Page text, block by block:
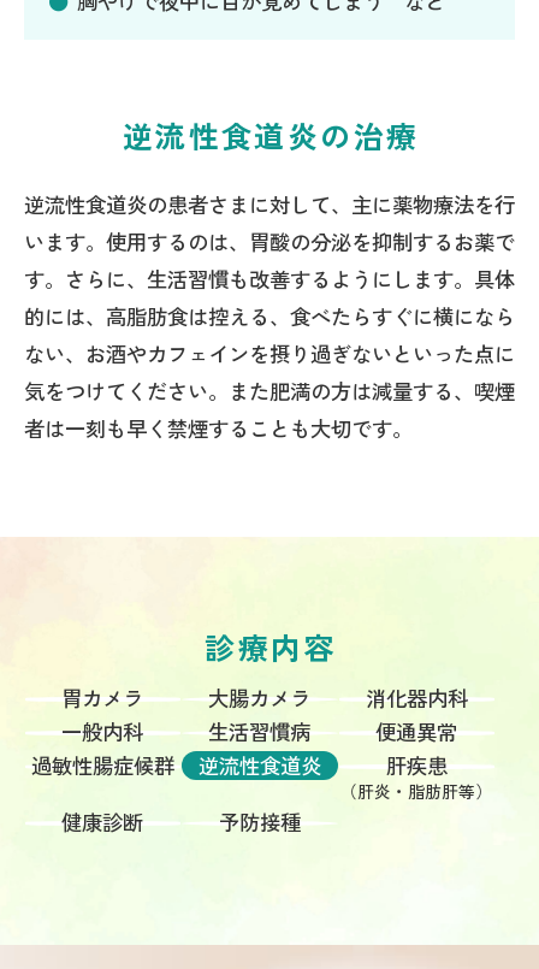
逆流性食道炎の治療
逆流性食道炎の患者さまに対して、主に薬物療法を行
います。使用するのは、胃酸の分泌を抑制するお薬で
す。さらに、生活習慣も改善するようにします。具体
的には、高脂肪食は控える、食べたらすぐに横になら
ない、お酒やカフェインを摂り過ぎないといった点に
気をつけてください。また肥満の方は減量する、喫煙
者は一刻も早く禁煙することも大切です。
診療内容
胃カメラ 大腸カメラ
消化器内科
一般内科
生活習慣病
便通異常
過敏性腸症候群
逆流性食道炎 肝疾患
（肝炎・脂肪肝等）
健康診断 予防接種